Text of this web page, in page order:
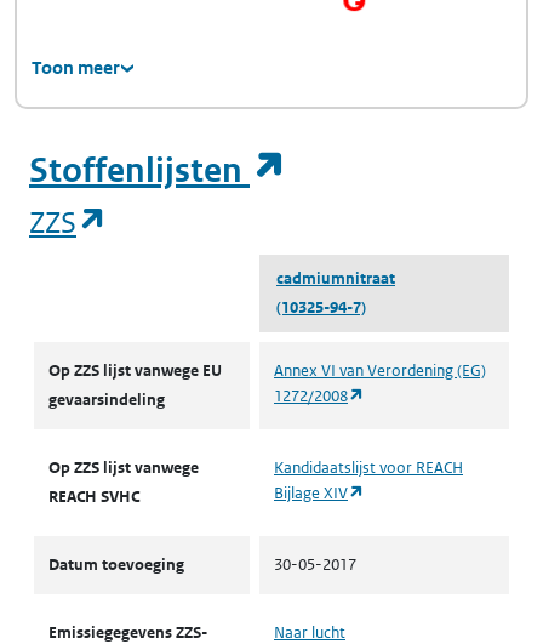
Toon meer
Stoffenlijsten
ZZS
cadmiumnitraat
(10325-94-7)
Op ZZS lijst vanwege EU
gevaarsindeling
Annex VI van Verordening (EG)
1272/2008
Op ZZS lijst vanwege
REACH SVHC
Kandidaatslijst voor REACH
Bijlage XIV
Datum toevoeging 30-05-2017
Emissiegegevens ZZS-
Naar lucht